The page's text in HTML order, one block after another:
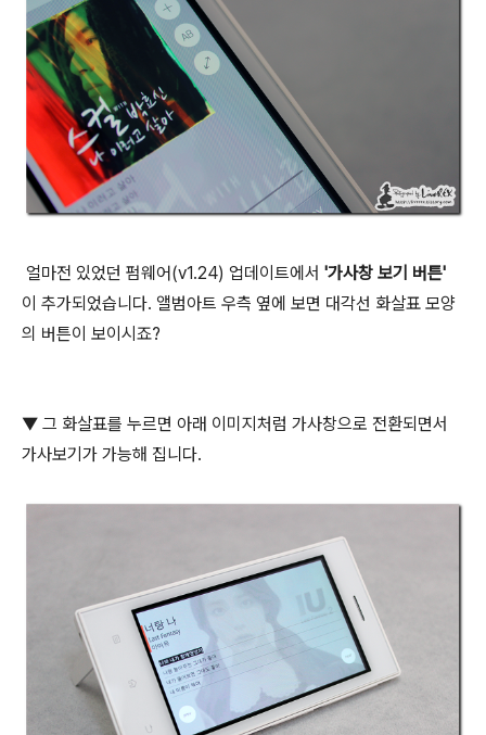
얼마전 있었던 펌웨어(v1.24) 업데이트에서 '가사창 보기 버튼'
이 추가되었습니다. 앨범아트 우측 옆에 보면 대각선 화살표 모양
의 버튼이 보이시죠?
▼ 그 화살표를 누르면 아래 이미지처럼 가사창으로 전환되면서
가사보기가 가능해 집니다.